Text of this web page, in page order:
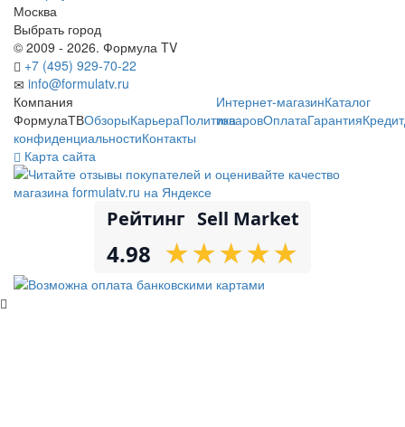
Москва
Выбрать город
© 2009 - 2026. Формула TV
+7 (495) 929-70-22
info@formulatv.ru
Компания
ФормулаТВОбзорыКарьераПолитика
конфиденциальностиКонтакты
Интернет-магазинКаталог
товаровОплатаГарантияКредит
Карта сайта
Рейтинг Sell Market
4.98 ★
★★
★★
★★
★★
★